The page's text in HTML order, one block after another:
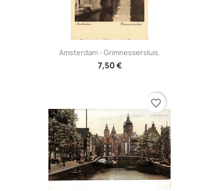
Amsterdam - Grimnessersluis.
7,50 €
favorite_border